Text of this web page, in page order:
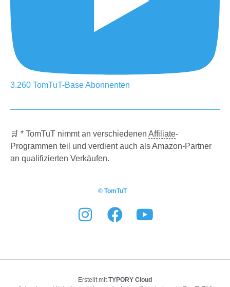
3.260 TomTuT-BaseAbonnenten
🛒 * TomTuT nimmt an verschiedenen Affiliate-
Programmen teil und verdient auch als Amazon-Partner
an qualifizierten Verkäufen.
© TomTuT
Erstellt mit TYPORY Cloud